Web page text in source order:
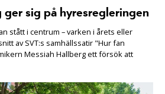
ger sig på hyresregleringen
stått i centrum – varken i årets eller
av SVT:s samhällssatir "Hur fan
Messiah Hallberg ett försök att